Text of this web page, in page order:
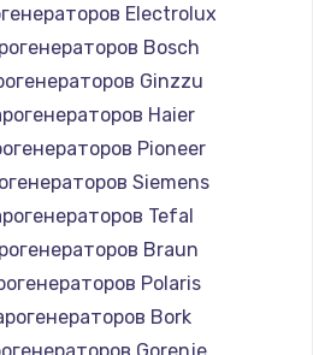
платы сенсора
Electrolux
Bosch
Ginzzu
Haier
Pioneer
Siemens
Tefal
Braun
Polaris
Bork
Gorenje